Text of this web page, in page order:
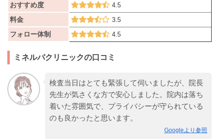
おすすめ度 4.5
料金 3.5
フォロー体制 4.5
ミネルバクリニックの口コミ
検査当日はとても緊張して伺いましたが、院長
先生が気さくな方で安心しました。院内は落ち
着いた雰囲気で、プライバシーが守られている
のも良かったと思います。
Googleより参照